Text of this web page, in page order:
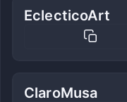
EclecticoArt
ClaroMusa